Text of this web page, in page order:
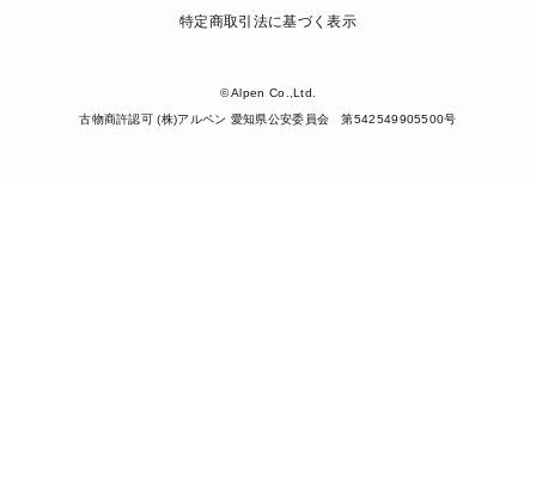
特定商取引法に基づく表示
© Alpen Co.,Ltd.
古物商許認可 (株)アルペン 愛知県公安委員会 第542549905500号